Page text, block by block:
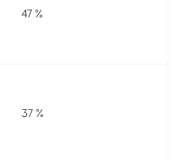
47 %
37 %